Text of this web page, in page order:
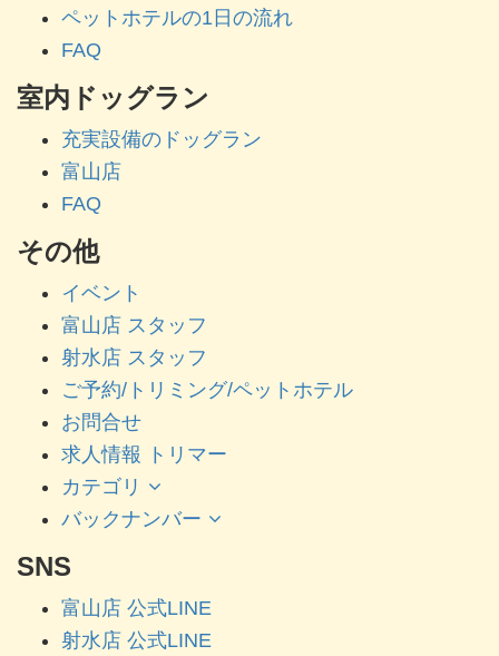
ペットホテルの1日の流れ
FAQ
室内ドッグラン
充実設備のドッグラン
富山店
FAQ
その他
イベント
富山店 スタッフ
射水店 スタッフ
ご予約/トリミング/ペットホテル
お問合せ
求人情報 トリマー
カテゴリ
バックナンバー
SNS
富山店 公式LINE
射水店 公式LINE